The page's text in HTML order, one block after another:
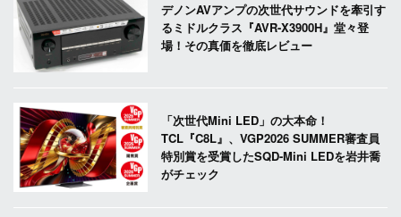
デノンAVアンプの次世代サウンドを牽引す
るミドルクラス『AVR-X3900H』堂々登
場！その真価を徹底レビュー
「次世代Mini LED」の大本命！
TCL『C8L』、VGP2026 SUMMER審査員
特別賞を受賞したSQD-Mini LEDを岩井喬
がチェック